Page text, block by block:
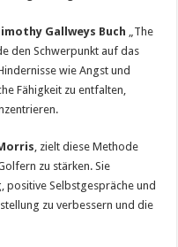
Gallweys Buch „The
den Schwerpunkt auf das
wie Angst und
Fähigkeit zu entfalten,
, zielt diese Methode
zu stärken. Sie
positive Selbstgespräche und
zu verbessern und die